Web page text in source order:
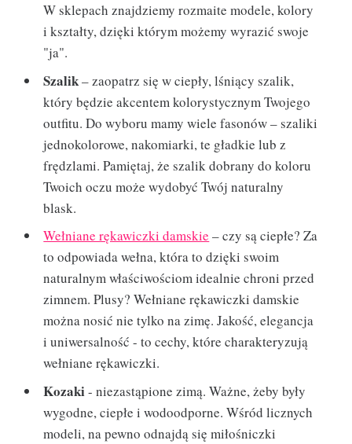
W sklepach znajdziemy rozmaite modele, kolory
i kształty, dzięki którym możemy wyrazić swoje
"ja".
Szalik– zaopatrz się w ciepły, lśniący szalik,
który będzie akcentem kolorystycznym Twojego
outfitu. Do wyboru mamy wiele fasonów – szaliki
jednokolorowe, nakomiarki, te gładkie lub z
frędzlami. Pamiętaj, że szalik dobrany do koloru
Twoich oczu może wydobyć Twój naturalny
blask.
Wełniane rękawiczki damskie – czy są ciepłe? Za
to odpowiada wełna, która to dzięki swoim
naturalnym właściwościom idealnie chroni przed
zimnem. Plusy? Wełniane rękawiczki damskie
można nosić nie tylko na zimę. Jakość, elegancja
i uniwersalność - to cechy, które charakteryzują
wełniane rękawiczki.
Kozaki- niezastąpione zimą. Ważne, żeby były
wygodne, ciepłe i wodoodporne. Wśród licznych
modeli, na pewno odnajdą się miłośniczki